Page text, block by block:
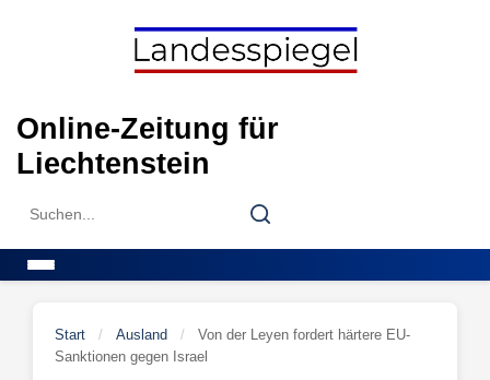
Online-Zeitung für
Liechtenstein
Search
Search
Start / Ausland /
Von der Leyen fordert härtere EU-
Sanktionen gegen Israel